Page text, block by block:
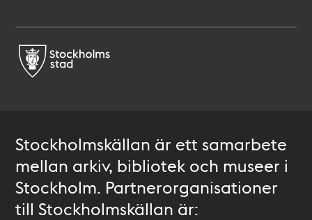
Stockholmskällan är ett samarbete
mellan arkiv, bibliotek och museer i
Stockholm. Partnerorganisationer
till Stockholmskällan är: